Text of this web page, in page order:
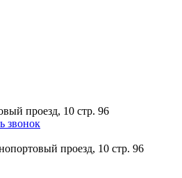
проезд, 10 стр. 96
звонок
проезд, 10 стр. 96